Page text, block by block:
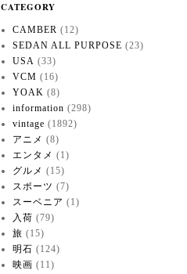
CATEGORY
CAMBER (12)
SEDAN ALL PURPOSE (23)
USA (33)
VCM (16)
YOAK (8)
information (298)
vintage (1892)
アニメ (8)
エンタメ (1)
グルメ (15)
スポーツ (7)
スーベニア (1)
入荷 (79)
旅 (15)
明石 (124)
映画 (11)